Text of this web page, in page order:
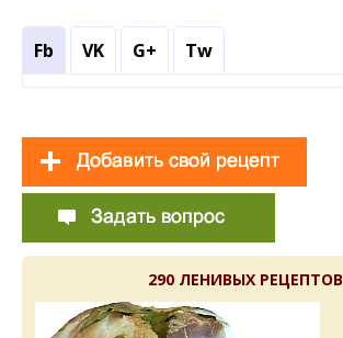
Fb VK G+ Tw
290 ЛЕНИВЫХ РЕЦЕПТОВ